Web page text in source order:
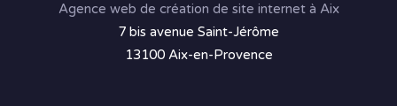
Agence web de création de site internet à Aix
7 bis avenue Saint-Jérôme
13100 Aix-en-Provence